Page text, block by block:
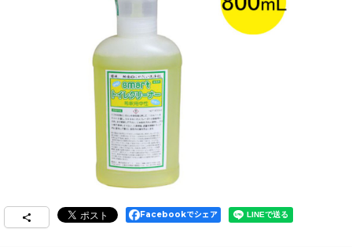
Facebookでシェア